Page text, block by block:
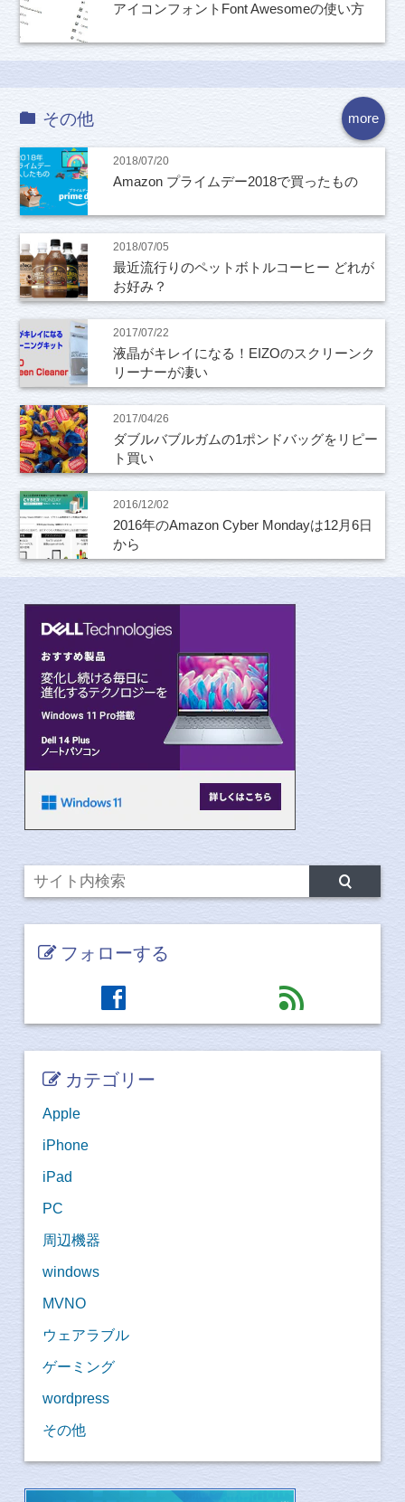
アイコンフォントFont Awesomeの使い方
more
その他
2018/07/20
Amazon プライムデー2018で買ったもの
2018/07/05
最近流行りのペットボトルコーヒー どれが
お好み？
2017/07/22
液晶がキレイになる！EIZOのスクリーンク
リーナーが凄い
2017/04/26
ダブルバブルガムの1ポンドバッグをリピー
ト買い
2016/12/02
2016年のAmazon Cyber Mondayは12月6日
から
フォローする
facebook feed
カテゴリー
Apple
iPhone
iPad
PC
周辺機器
windows
MVNO
ウェアラブル
ゲーミング
wordpress
その他